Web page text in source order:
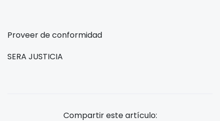
Proveer de conformidad
SERA JUSTICIA
Compartir este artículo: